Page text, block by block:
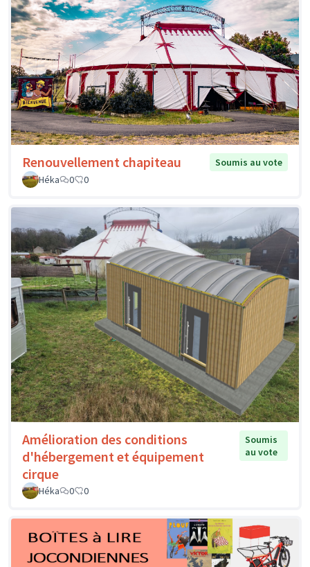
Renouvellement chapiteau
Soumis au vote
Héka
0 0
Amélioration des conditions
d'hébergement et équipement
cirque
Soumis
au vote
Héka 0 0